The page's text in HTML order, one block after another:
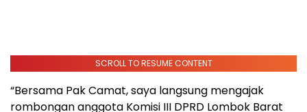
SCROLL TO RESUME CONTENT
“Bersama Pak Camat, saya langsung mengajak
rombongan anggota Komisi III DPRD Lombok Barat